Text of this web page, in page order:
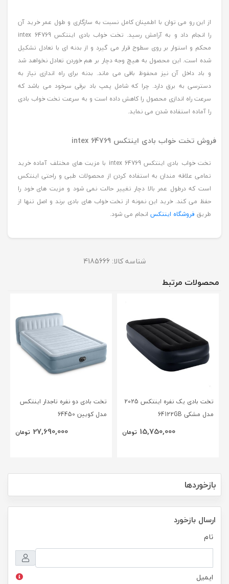
از این رو می توان با اطمینان کامل نسبت به سازگاری و طول عمر خرید آن
را انجام داد و به آرامش رسید. تخت خواب بادی اینتکس intex 64769
محکم و استوار بر روی سطوح قرار می گیرد و از بدنه ای با تعادل تشکیل
شده است. این محصول به هیچ وجه دچار بر هم خوردن تعادل نخواهد شد
و باد داخل آن نیز محفوظ باقی می ماند. بدنه برای راه اندازی نیاز به
دسترسی به برق دارد. چرا که شامل پمپ باد برقی سرخود می باشد که
سرعت راه اندازی محصول را کاهش داده است و به سرعت تخت خواب بادی
را آماده استفاده شدن می نماید.
فروش تخت خواب بادی اینتکس intex 64769
تخت خواب بادی اینتکس intex 64769 با مزیت های مختلف آماده خرید
تمامی علاقه مندان به استفاده کردن از محصولات طبی و راحتی اینتکس
است که درطول عمر بالا دچار تغییر حالت نمی شود و مزیت های خود را
حفظ می کند. خرید این نمونه از تخت خواب های بادی برند و اصل تنها از
طریق فروشگاه اینتکس انجام می شود.
شناسه کالا: 4185666
محصولات مرتبط
تخت بادی یک نفره اینتکس 2025
مدل مشکی 64122GB
15,750,000 تومان
تخت بادی دو نفره تاجدار اینتکس
مدل کویین 64450
27,690,000 تومان
بازخوردها
ارسال بازخورد
نام
ایمیل